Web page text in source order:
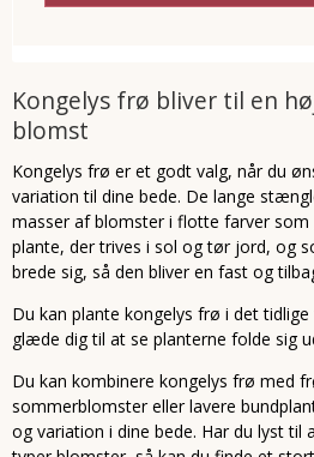
Kongelys frø bliver til en
blomst
Kongelys frø er et godt valg, når du
variation til dine bede. De lange
masser af blomster i flotte farver som
plante, der trives i sol og tør jord, og
brede sig, så den bliver en fast og
Du kan plante kongelys frø i det
glæde dig til at se planterne folde sig
Du kan kombinere kongelys frø med
sommerblomster eller lavere
og variation i dine bede. Har du lyst til